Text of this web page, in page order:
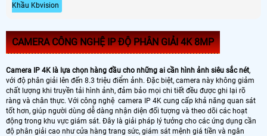
Khầu Kbvision
CAMERA CÔNG NGHỆ IP ĐỘ PHÂN GIẢI 4K 8MP
Camera IP 4K là lựa chọn hàng đầu cho những ai cần hình ảnh siêu sắc nét,
với độ phân giải lên đến 8.3 triệu điểm ảnh. Đặc biệt, camera này không giảm
chất lượng khi truyền tải hình ảnh, đảm bảo mọi chi tiết đều được ghi lại rõ
ràng và chân thực. Với công nghệ camera IP 4K cung cấp khả năng quan sát
tốt hơn, giúp người dùng dễ dàng nhận diện đối tượng và theo dõi các hoạt
động trong khu vực giám sát. Đây là giải pháp lý tưởng cho các ứng dụng cần
độ phân giải cao như cửa hàng trang sức, giám sát mệnh giá tiền và ngân